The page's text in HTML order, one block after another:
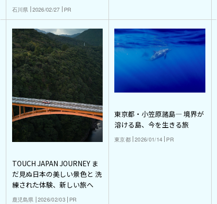
石川県 2026/02/27 PR
TOUCH JAPAN JOURNEY ま
だ見ぬ日本の美しい景色と 洗
練された体験、新しい旅へ
鹿児島県 2026/02/03 PR
東京都・小笠原諸島― 境界が
溶ける島、今を生きる旅
東京都 2026/01/14 PR